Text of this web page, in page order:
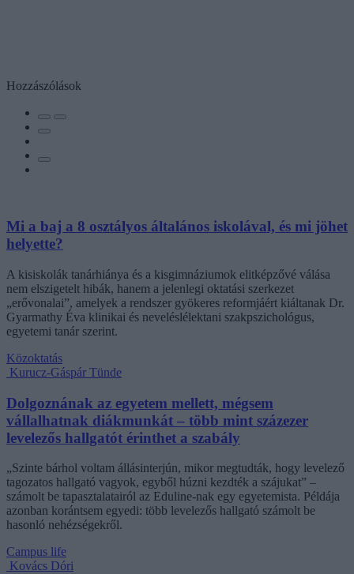
Hozzászólások
Mi a baj a 8 osztályos általános iskolával, és mi jöhet
helyette?
A kisiskolák tanárhiánya és a kisgimnáziumok elitképzővé válása
nem elszigetelt hibák, hanem a jelenlegi oktatási szerkezet
„erővonalai”, amelyek a rendszer gyökeres reformjáért kiáltanak Dr.
Gyarmathy Éva klinikai és neveléslélektani szakpszichológus,
egyetemi tanár szerint.
Közoktatás
Kurucz-Gáspár Tünde
Dolgoznának az egyetem mellett, mégsem
vállalhatnak diákmunkát – több mint százezer
levelezős hallgatót érinthet a szabály
„Szinte bárhol voltam állásinterjún, mikor megtudták, hogy levelező
tagozatos hallgató vagyok, egyből húzni kezdték a szájukat” –
számolt be tapasztalatairól az Eduline-nak egy egyetemista. Példája
azonban korántsem egyedi: több levelezős hallgató számolt be
hasonló nehézségekről.
Campus life
Kovács Dóri